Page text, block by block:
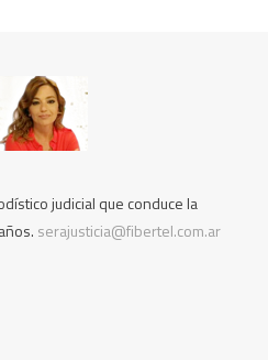
judicial que conduce la
serajusticia@fibertel.com.ar